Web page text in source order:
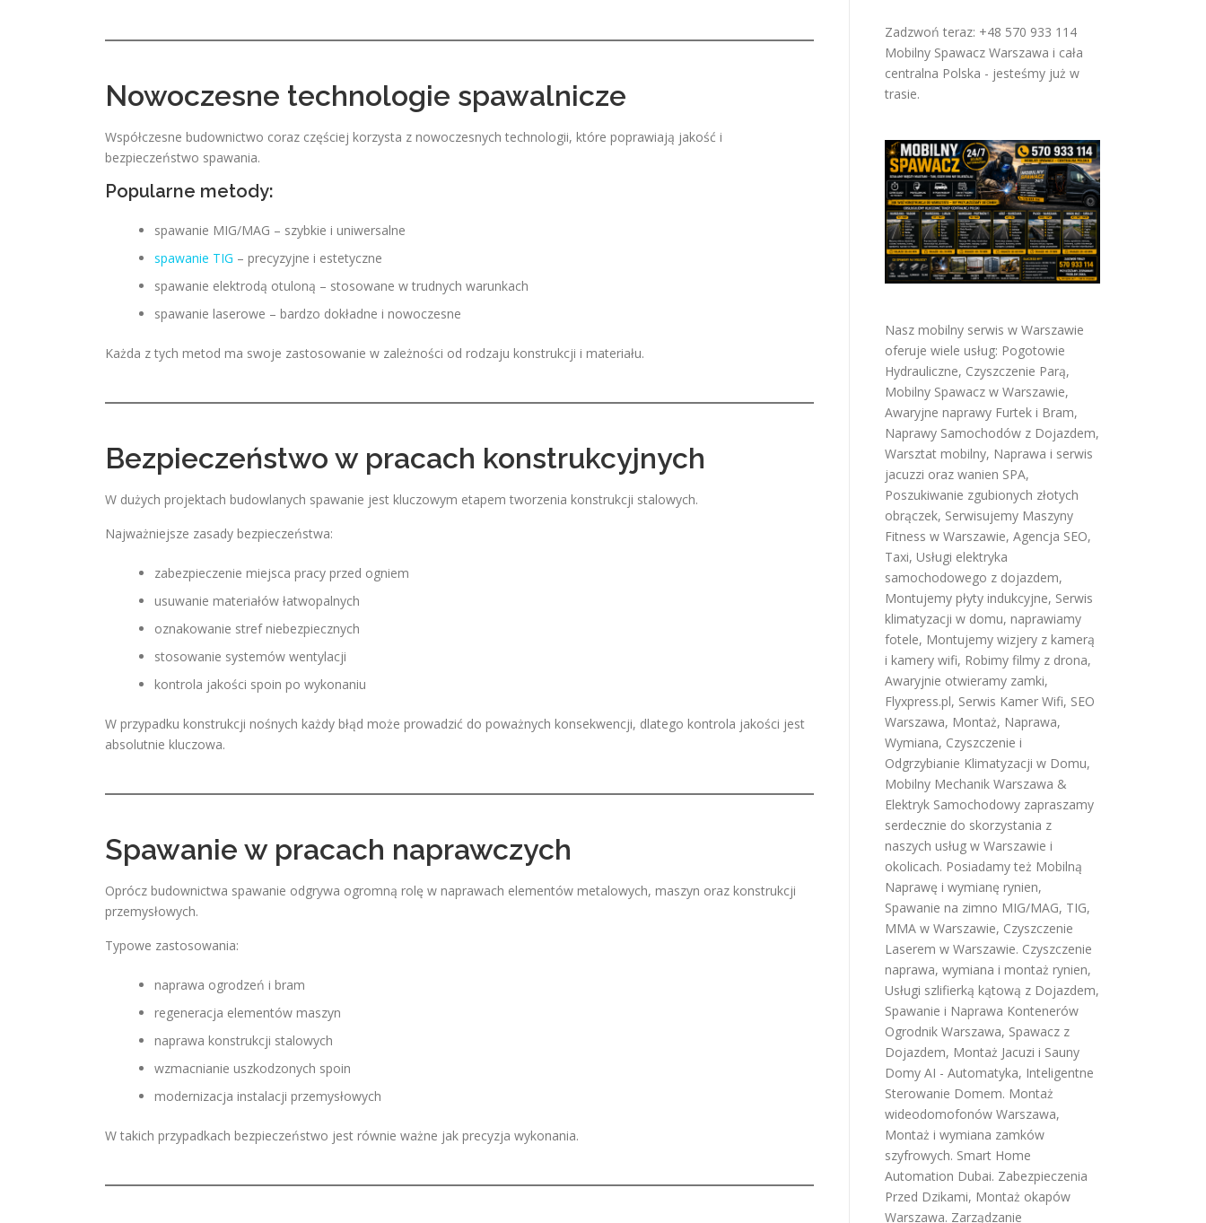
Nowoczesne technologie spawalnicze
Współczesne budownictwo coraz częściej korzysta z nowoczesnych technologii, które poprawiają jakość i
bezpieczeństwo spawania.
Popularne metody:
spawanie MIG/MAG – szybkie i uniwersalne
spawanie TIG – precyzyjne i estetyczne
spawanie elektrodą otuloną – stosowane w trudnych warunkach
spawanie laserowe – bardzo dokładne i nowoczesne
Każda z tych metod ma swoje zastosowanie w zależności od rodzaju konstrukcji i materiału.
Bezpieczeństwo w pracach konstrukcyjnych
W dużych projektach budowlanych spawanie jest kluczowym etapem tworzenia konstrukcji stalowych.
Najważniejsze zasady bezpieczeństwa:
zabezpieczenie miejsca pracy przed ogniem
usuwanie materiałów łatwopalnych
oznakowanie stref niebezpiecznych
stosowanie systemów wentylacji
kontrola jakości spoin po wykonaniu
W przypadku konstrukcji nośnych każdy błąd może prowadzić do poważnych konsekwencji, dlatego kontrola jakości jest
absolutnie kluczowa.
Spawanie w pracach naprawczych
Oprócz budownictwa spawanie odgrywa ogromną rolę w naprawach elementów metalowych, maszyn oraz konstrukcji
przemysłowych.
Typowe zastosowania:
naprawa ogrodzeń i bram
regeneracja elementów maszyn
naprawa konstrukcji stalowych
wzmacnianie uszkodzonych spoin
modernizacja instalacji przemysłowych
W takich przypadkach bezpieczeństwo jest równie ważne jak precyzja wykonania.
Zadzwoń teraz: +48 570 933 114
Mobilny Spawacz Warszawa i cała
centralna Polska - jesteśmy już w
trasie.
Nasz mobilny serwis w Warszawie
oferuje wiele usług: Pogotowie
Hydrauliczne, Czyszczenie Parą,
Mobilny Spawacz w Warszawie,
Awaryjne naprawy Furtek i Bram,
Naprawy Samochodów z Dojazdem,
Warsztat mobilny, Naprawa i serwis
jacuzzi oraz wanien SPA,
Poszukiwanie zgubionych złotych
obrączek, Serwisujemy Maszyny
Fitness w Warszawie, Agencja SEO,
Taxi, Usługi elektryka
samochodowego z dojazdem,
Montujemy płyty indukcyjne, Serwis
klimatyzacji w domu, naprawiamy
fotele, Montujemy wizjery z kamerą
i kamery wifi, Robimy filmy z drona,
Awaryjnie otwieramy zamki,
Flyxpress.pl, Serwis Kamer Wifi, SEO
Warszawa, Montaż, Naprawa,
Wymiana, Czyszczenie i
Odgrzybianie Klimatyzacji w Domu,
Mobilny Mechanik Warszawa &
Elektryk Samochodowy zapraszamy
serdecznie do skorzystania z
naszych usług w Warszawie i
okolicach. Posiadamy też Mobilną
Naprawę i wymianę rynien,
Spawanie na zimno MIG/MAG, TIG,
MMA w Warszawie, Czyszczenie
Laserem w Warszawie. Czyszczenie
naprawa, wymiana i montaż rynien,
Usługi szlifierką kątową z Dojazdem,
Spawanie i Naprawa Kontenerów
Ogrodnik Warszawa, Spawacz z
Dojazdem, Montaż Jacuzi i Sauny
Domy AI - Automatyka, Inteligentne
Sterowanie Domem. Montaż
wideodomofonów Warszawa,
Montaż i wymiana zamków
szyfrowych. Smart Home
Automation Dubai. Zabezpieczenia
Przed Dzikami, Montaż okapów
Warszawa. Zarządzanie